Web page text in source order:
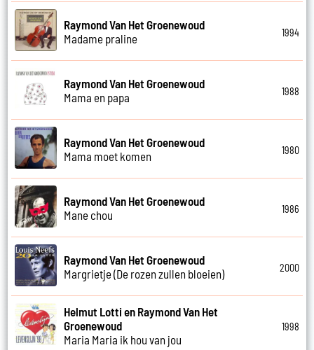
Raymond Van Het Groenewoud
Madame praline
1994
Raymond Van Het Groenewoud
Mama en papa
1988
Raymond Van Het Groenewoud
Mama moet komen
1980
Raymond Van Het Groenewoud
Mane chou
1986
Raymond Van Het Groenewoud
Margrietje (De rozen zullen bloeien)
2000
Helmut Lotti en Raymond Van Het
Groenewoud
Maria Maria ik hou van jou
1998